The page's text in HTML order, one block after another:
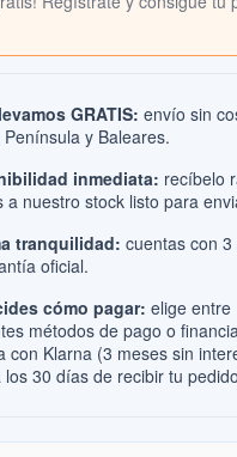
GRATIS: envío sin
y Baleares.
inmediata: recíbelo
a nuestro stock listo para
tranquilidad: cuentas con 3
oficial.
cómo pagar: elige entre
métodos de pago o
con Klarna (3 meses sin
los 30 días de recibir tu